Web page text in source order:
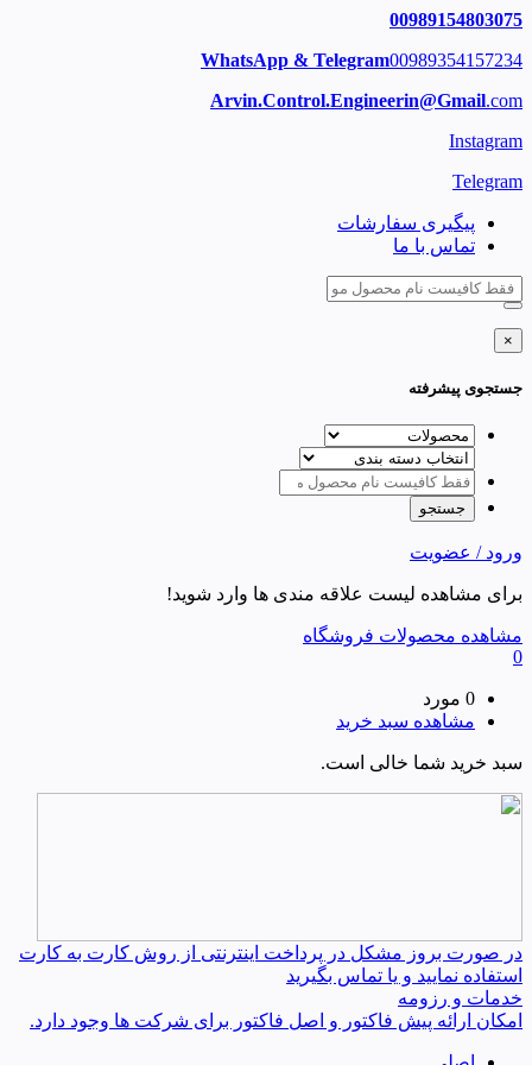
00989154803075
WhatsApp & Telegram00989354157234
Arvin.Control.Engineerin@Gmail.com
Instagram
Telegram
پیگیری سفارشات
تماس با ما
×
جستجوی پیشرفته
ورود / عضویت
برای مشاهده لیست علاقه مندی ها وارد شوید!
مشاهده محصولات فروشگاه
0
0 مورد
مشاهده سبد خرید
سبد خرید شما خالی است.
در صورت بروز مشکل در پرداخت اینترنتی از روش کارت به کارت
استفاده نمایید و یا تماس بگیرید
خدمات و رزومه
امکان ارائه پیش فاکتور و اصل فاکتور برای شرکت ها وجود دارد.